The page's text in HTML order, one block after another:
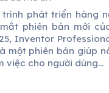
trình phát triển hàng
phiên bản mới
Inventor
một phiên bản giúp
việc cho người dùng...